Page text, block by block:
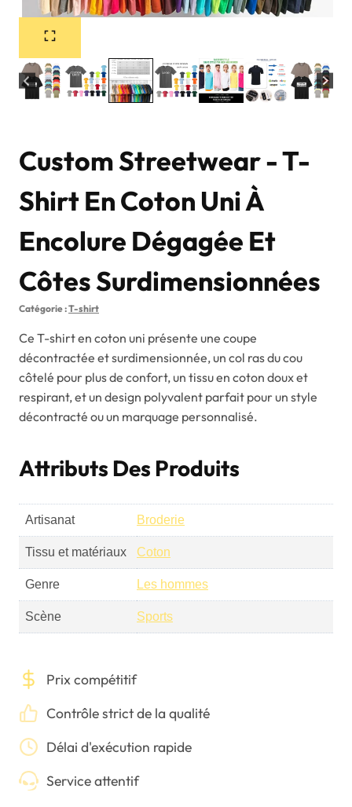
Custom Streetwear - T-
Shirt En Coton Uni À
Encolure Dégagée Et
Côtes Surdimensionnées
Catégorie :T-shirt
Ce T-shirt en coton uni présente une coupe
décontractée et surdimensionnée, un col ras du cou
côtelé pour plus de confort, un tissu en coton doux et
respirant, et un design polyvalent parfait pour un style
décontracté ou un marquage personnalisé.
Attributs Des Produits
Artisanat Broderie
Tissu et matériaux Coton
Genre Les hommes
Scène Sports
Prix compétitif
Contrôle strict de la qualité
Délai d'exécution rapide
Service attentif